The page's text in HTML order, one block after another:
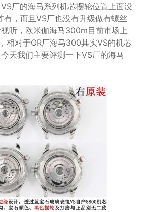
厂的海马系列机芯摆轮位置上面没
有，而且VS厂也没有升级做有螺丝
听，欧米伽海马300m目前市场上
相对于OR厂海马300其实VS的机芯
天我们主要评测一下VS厂的海马